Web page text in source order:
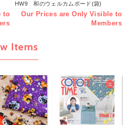
to
HW9 和のウェルカムボード(袋)
Our Prices are Only Visible to
Members
Items